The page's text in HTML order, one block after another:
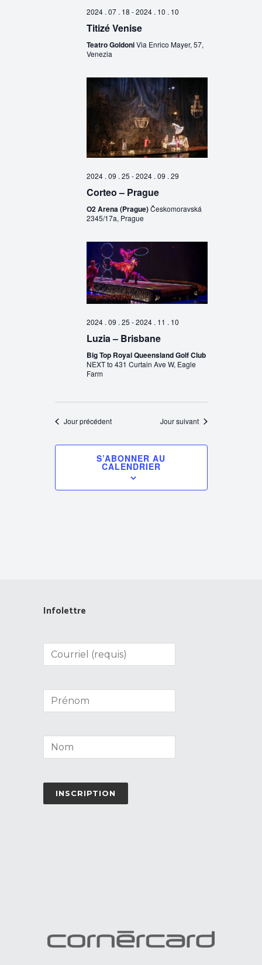
2024 . 07 . 18 -2024 . 10 . 10
Titizé Venise
Teatro GoldoniVia Enrico Mayer, 57,
Venezia
2024 . 09 . 25 -2024 . 09 . 29
Corteo – Prague
O2 Arena (Prague)Českomoravská
2345/17a, Prague
2024 . 09 . 25 -2024 . 11 . 10
Luzia – Brisbane
Big Top Royal Queensland Golf Club
NEXT to 431 Curtain Ave W, Eagle
Farm
Jour précédent Jour suivant
S’ABONNER AU
CALENDRIER
Infolettre